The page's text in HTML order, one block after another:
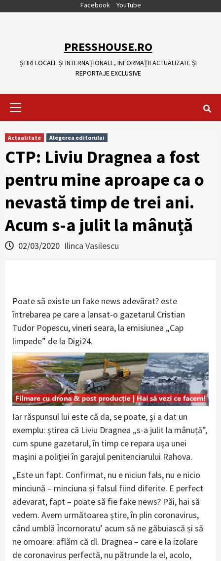
Facebook YouTube
PRESSHOUSE.RO
ȘTIRI LOCALE ȘI INTERNAȚIONALE, INFORMAȚII ACTUALIZATE ȘI
REPORTAJE EXCLUSIVE
Actualitate Alegerea editorului
CTP: Liviu Dragnea a fost
pentru mine aproape ca o
nevastă timp de trei ani.
Acum s-a julit la mânuță
02/03/2020 Ilinca Vasilescu
Poate să existe un fake news adevărat? este
întrebarea pe care a lansat-o gazetarul Cristian
Tudor Popescu, vineri seara, la emisiunea „Cap
limpede” de la Digi24.
Iar răspunsul lui este că da, se poate, și a dat un
exemplu: știrea că Liviu Dragnea „s-a julit la mânuță”,
cum spune gazetarul, în timp ce repara ușa unei
mașini a poliției în garajul penitenciarului Rahova.
„Este un fapt. Confirmat, nu e niciun fals, nu e nicio
minciună – minciuna și falsul fiind diferite. E perfect
adevarat, fapt – poate să fie fake news? Păi, hai să
vedem. Avem următoarea știre, în plin coronavirus,
când umblă Încornoratu’ acum să ne găbuiască și să
ne omoare: aflăm că dl. Dragnea – care e la izolare
de coronavirus perfectă, nu pătrunde la el, acolo,